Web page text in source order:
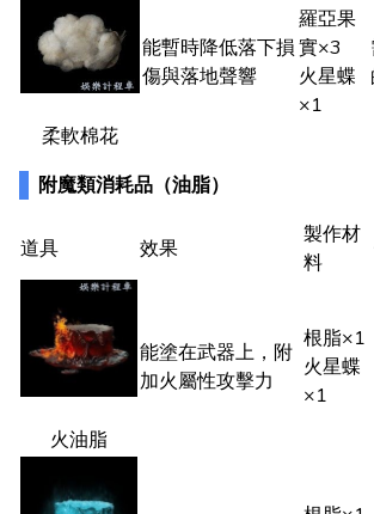
柔軟棉花
能暫時降低落下損
傷與落地聲響
羅亞果
實×3
火星蝶
×1
附魔類消耗品（油脂）
道具 效果
製作材
料
火油脂
能塗在武器上，附
加火屬性攻擊力
根脂×1
火星蝶
×1